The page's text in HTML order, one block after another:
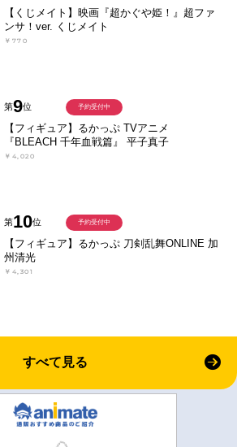
【くじメイト】映画『超かぐや姫！』超ファ
ンサ！ver. くじメイト
￥770
第9位
【フィギュア】るかっぷ TVアニメ
『BLEACH 千年血戦篇』 平子真子
￥4,020
予約受付中
第10位
【フィギュア】るかっぷ 刀剣乱舞ONLINE 加
州清光
￥4,301
予約受付中
すべて見る